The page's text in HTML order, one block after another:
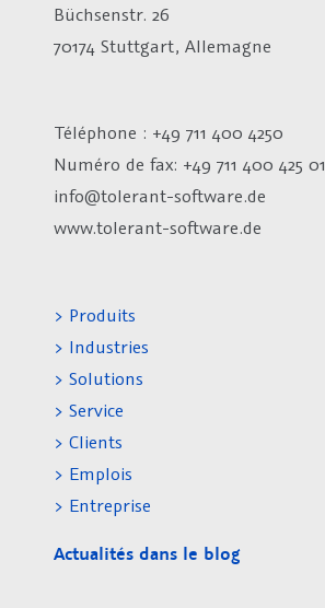
Büchsenstr. 26
70174 Stuttgart, Allemagne
Téléphone : +49 711 400 4250
Numéro de fax: +49 711 400 425 01
info@tolerant-software.de
www.tolerant-software.de
> Produits
> Industries
> Solutions
> Service
> Clients
> Emplois
> Entreprise
Actualités dans le blog